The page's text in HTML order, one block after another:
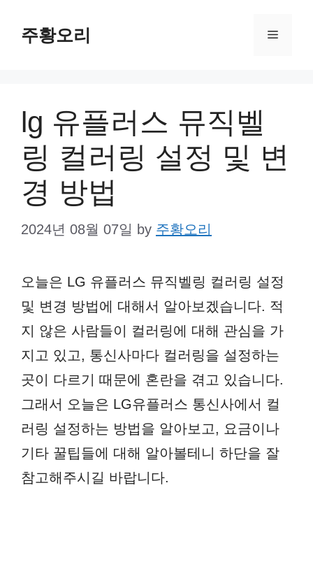
주황오리 Menu
lg 유플러스 뮤직벨
링 컬러링 설정 및 변
경 방법
2024년 08월 07일 by 주황오리
오늘은 LG 유플러스 뮤직벨링 컬러링 설정
및 변경 방법에 대해서 알아보겠습니다. 적
지 않은 사람들이 컬러링에 대해 관심을 가
지고 있고, 통신사마다 컬러링을 설정하는
곳이 다르기 때문에 혼란을 겪고 있습니다.
그래서 오늘은 LG유플러스 통신사에서 컬
러링 설정하는 방법을 알아보고, 요금이나
기타 꿀팁들에 대해 알아볼테니 하단을 잘
참고해주시길 바랍니다.